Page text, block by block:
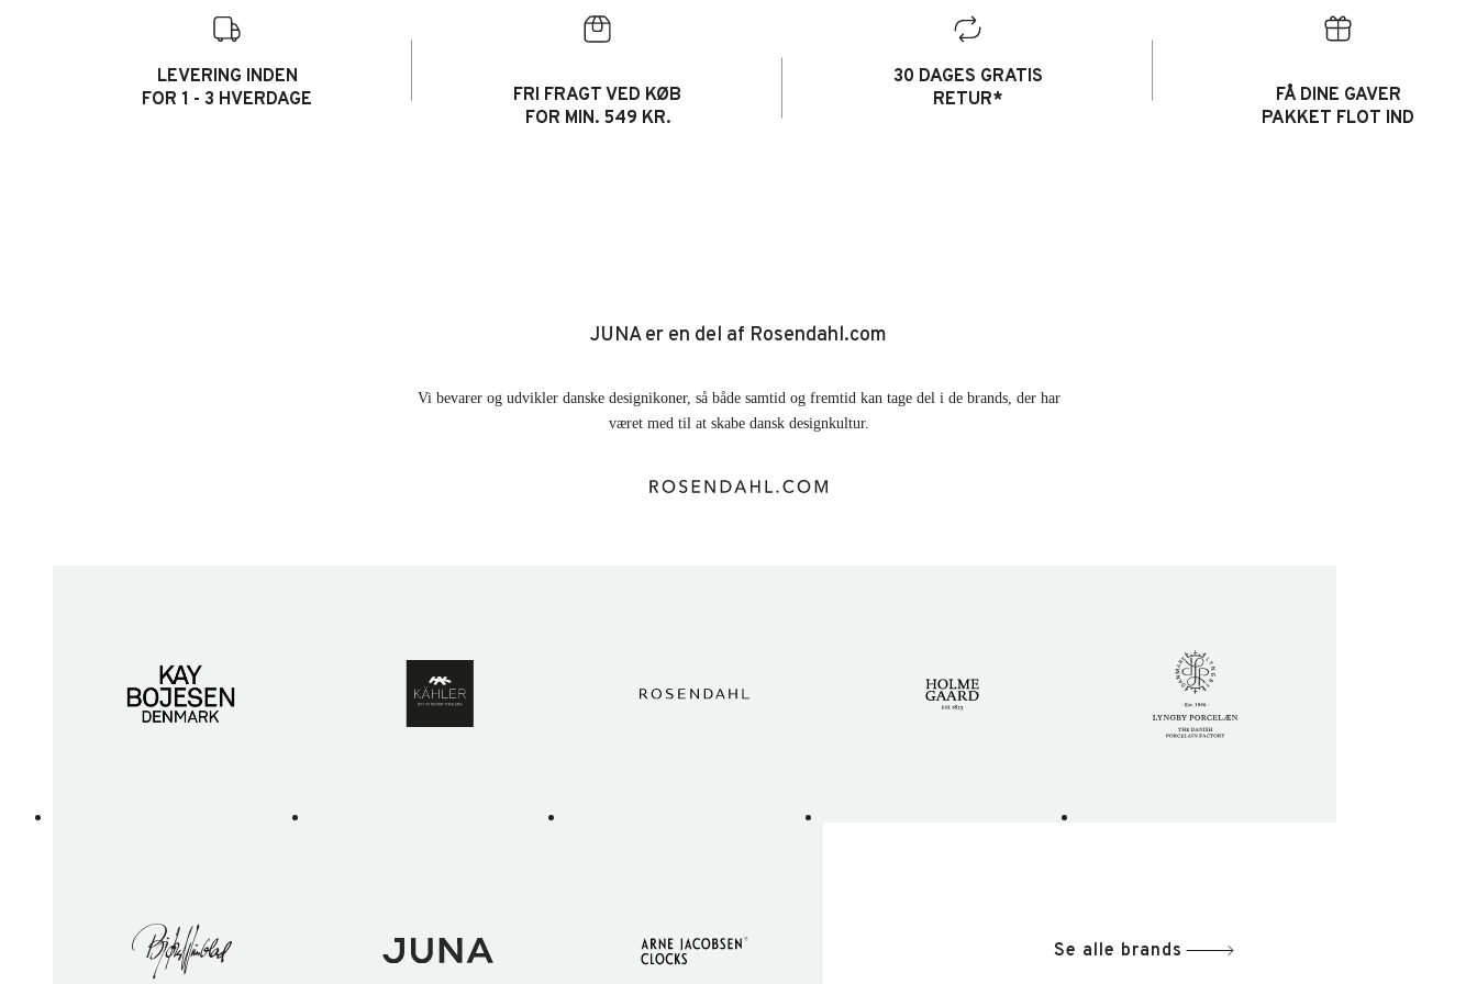
LEVERING INDEN
FOR 1 - 3 HVERDAGE
FRI FRAGT VED KØB
FOR MIN. 549 KR.
30 DAGES GRATIS
RETUR*
FÅ DINE GAVER
PAKKET FLOT IND
JUNA er en del af Rosendahl.com
Vi bevarer og udvikler danske designikoner, så både samtid og fremtid kan tage del i de brands, der har
været med til at skabe dansk designkultur.
Se alle brands